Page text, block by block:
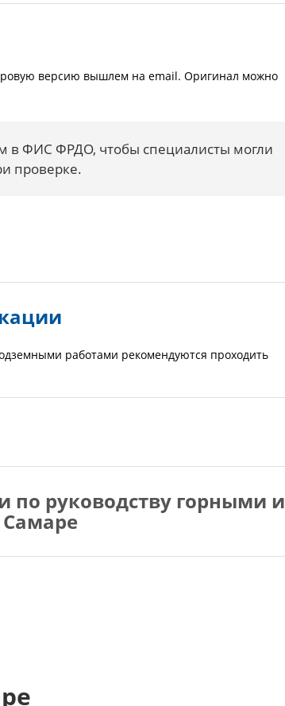
версию вышлем на email. Оригинал можно
в ФИС ФРДО, чтобы специалисты могли
проверке.
работами рекомендуются проходить
руководству горными и